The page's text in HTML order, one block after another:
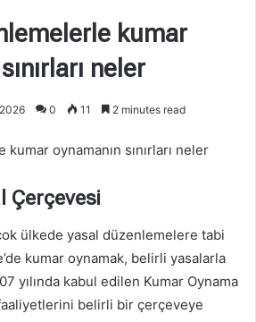
kumar
neler
0 11 2 minutes read
oynamanın sınırları neler
Çerçevesi
ülkede yasal düzenlemelere tabi
kumar oynamak, belirli yasalarla
yılında kabul edilen Kumar Oynama
belirli bir çerçeveye